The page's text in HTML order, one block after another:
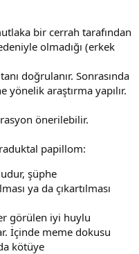
bir cerrah tarafından
olmadığı (erkek
doğrulanır. Sonrasında
yönelik araştırma yapılır.
önerilebilir.
papillom:
şüphe
ya da çıkartılması
görülen iyi huylu
İçinde meme dokusu
kötüye